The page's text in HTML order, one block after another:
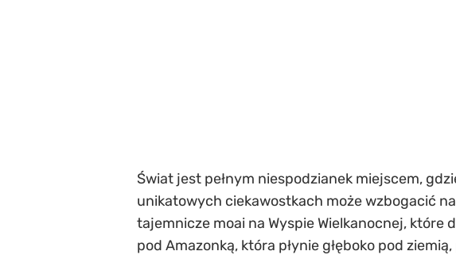
Świat jest pełnym niespodzianek miejscem,
unikatowych ciekawostkach może wzbogacić
tajemnicze moai na Wyspie Wielkanocnej,
pod Amazonką, która płynie głęboko pod